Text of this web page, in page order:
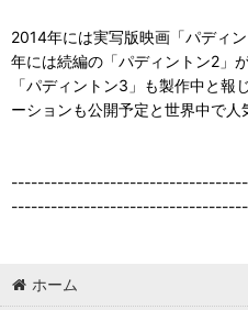
2014年には実写版映画「パディ
年には続編の「パディントン2」が
「パディントン3」も製作中と報
ーションも公開予定と世界中で人
ホーム